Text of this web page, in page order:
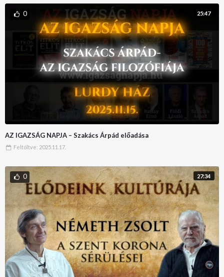
25:47
0
AZ IGAZSÁG NAPJA – Szakács Árpád előadása
Feltöltve: 2025.11.17.
27:34
0